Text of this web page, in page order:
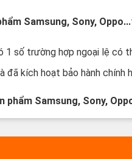
Samsung, Sony, Oppo...
1 số trường hợp ngoại lệ có
đã kích hoạt bảo hành chính
phẩm Samsung, Sony,